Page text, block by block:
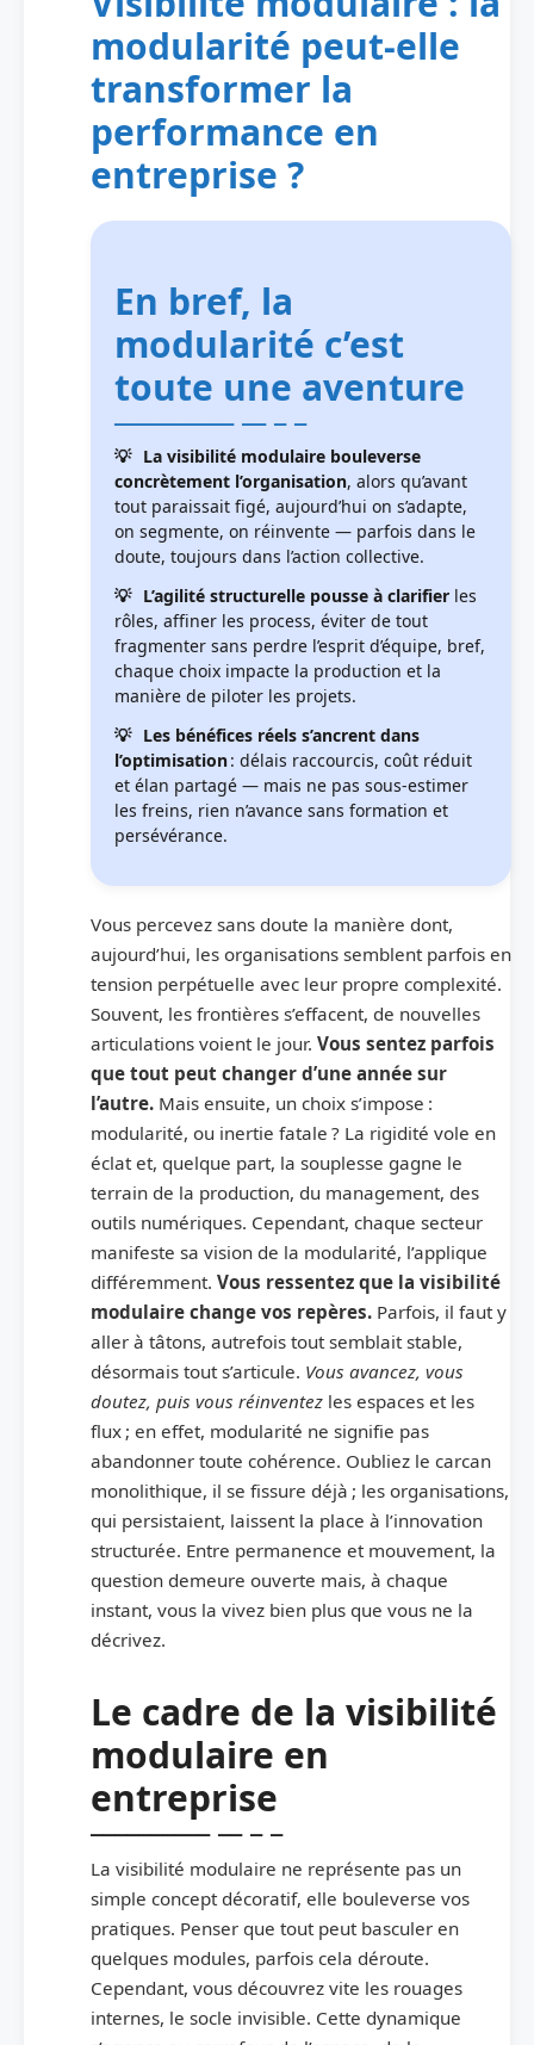
modularité peut-elle
transformer la
performance en
entreprise ?
En bref, la
modularité c’est
toute une aventure
La visibilité modulaire bouleverse
concrètement l’organisation, alors qu’avant
tout paraissait figé, aujourd’hui on s’adapte,
on segmente, on réinvente — parfois dans le
doute, toujours dans l’action collective.
L’agilité structurelle pousse à clarifier les
rôles, affiner les process, éviter de tout
fragmenter sans perdre l’esprit d’équipe, bref,
chaque choix impacte la production et la
manière de piloter les projets.
Les bénéfices réels s’ancrent dans
l’optimisation: délais raccourcis, coût réduit
et élan partagé — mais ne pas sous-estimer
les freins, rien n’avance sans formation et
persévérance.
Vous percevez sans doute la manière dont,
aujourd’hui, les organisations semblent parfois en
tension perpétuelle avec leur propre complexité.
Souvent, les frontières s’effacent, de nouvelles
articulations voient le jour. Vous sentez parfois
que tout peut changer d’une année sur
l’autre. Mais ensuite, un choix s’impose :
modularité, ou inertie fatale ? La rigidité vole en
éclat et, quelque part, la souplesse gagne le
terrain de la production, du management, des
outils numériques. Cependant, chaque secteur
manifeste sa vision de la modularité, l’applique
différemment. Vous ressentez que la visibilité
modulaire change vos repères. Parfois, il faut y
aller à tâtons, autrefois tout semblait stable,
désormais tout s’articule. Vous avancez, vous
doutez, puis vous réinventez les espaces et les
flux ; en effet, modularité ne signifie pas
abandonner toute cohérence. Oubliez le carcan
monolithique, il se fissure déjà ; les organisations,
qui persistaient, laissent la place à l’innovation
structurée. Entre permanence et mouvement, la
question demeure ouverte mais, à chaque
instant, vous la vivez bien plus que vous ne la
décrivez.
Le cadre de la visibilité
modulaire en
entreprise
La visibilité modulaire ne représente pas un
simple concept décoratif, elle bouleverse vos
pratiques. Penser que tout peut basculer en
quelques modules, parfois cela déroute.
Cependant, vous découvrez vite les rouages
internes, le socle invisible. Cette dynamique